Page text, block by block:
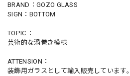
BRAND：GOZO GLASS
SIGN：BOTTOM
TOPIC：
芸術的な渦巻き模様
ATTENSION：
装飾用ガラスとして輸入販売しています。